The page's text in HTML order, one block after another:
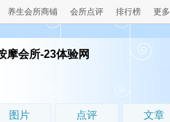
养生会所商铺 会所点评 排行榜 更多
摩会所-23体验网
图片 点评 文章